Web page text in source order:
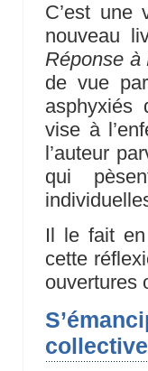
C’est une
nouveau
Réponse à
de vue
asphyxiés
vise à
l’auteur
qui
Il le fait
cette
ouvertures